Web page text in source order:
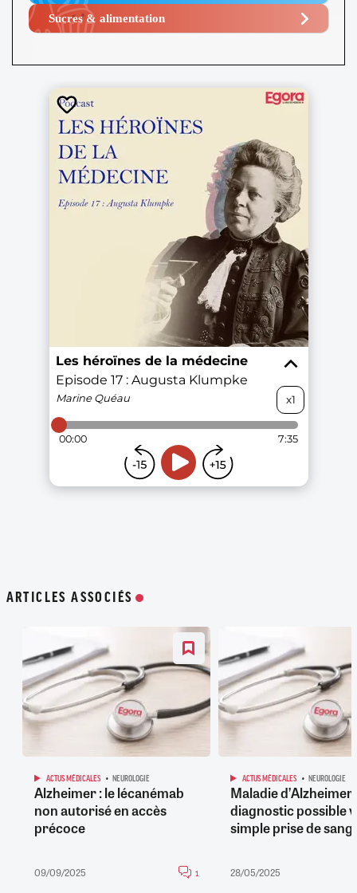
Sucres & alimentation​
ARTICLES ASSOCIÉS
ACTUS MÉDICALES NEUROLOGIE
Alzheimer : le lécanémab
non autorisé en accès
précoce
09/09/2025 1
ACTUS MÉDICALES NEUROLOGIE
Maladie d’Alzheimer
diagnostic possible
simple prise de sang
28/05/2025